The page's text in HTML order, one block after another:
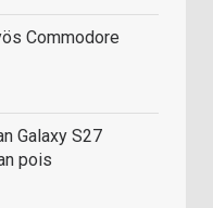
Commodore
Galaxy S27
pois